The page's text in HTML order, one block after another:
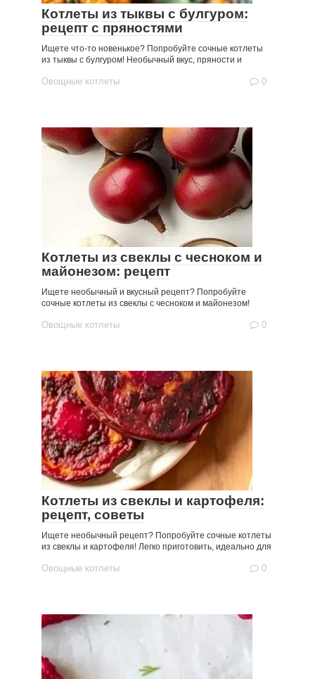
Котлеты из тыквы с булгуром:
рецепт с пряностями
Ищете что-то новенькое? Попробуйте сочные котлеты
из тыквы с булгуром! Необычный вкус, пряности и
Овощные котлеты 0
Котлеты из свеклы с чесноком и
майонезом: рецепт
Ищете необычный и вкусный рецепт? Попробуйте
сочные котлеты из свеклы с чесноком и майонезом!
Овощные котлеты 0
Котлеты из свеклы и картофеля:
рецепт, советы
Ищете необычный рецепт? Попробуйте сочные котлеты
из свеклы и картофеля! Легко приготовить, идеально для
Овощные котлеты 0